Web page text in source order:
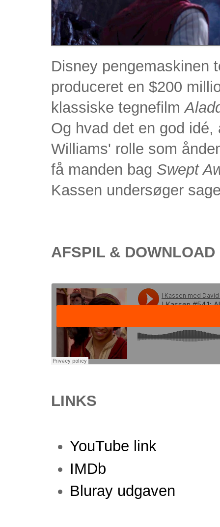
Disney pengemaskinen
produceret en $200
klassiske tegnefilm
Og hvad det en god
Williams' rolle som
få manden bag Swept
Kassen undersøger
AFSPIL & DOWNLOAD
LINKS
YouTube link
IMDb
Bluray udgaven